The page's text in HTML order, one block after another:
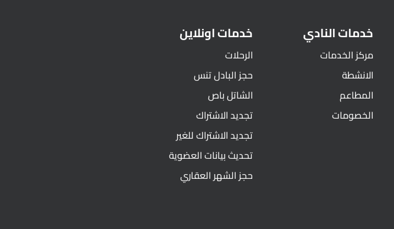
خدمات النادي
مركز الخدمات
الانشطة
المطاعم
الخصومات
خدمات اونلاين
الرحلات
حجز البادل تنس
الشاتل باص
تجديد الاشتراك
تجديد الاشتراك للغير
تحديث بيانات العضوية
حجز الشهر العقاري